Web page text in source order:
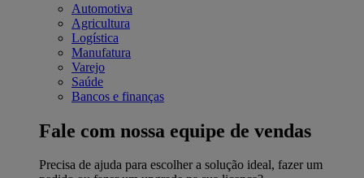
Automotiva
Agricultura
Logística
Manufatura
Varejo
Saúde
Bancos e finanças
Fale com nossa equipe de vendas
Precisa de ajuda para escolher a solução ideal, fazer um